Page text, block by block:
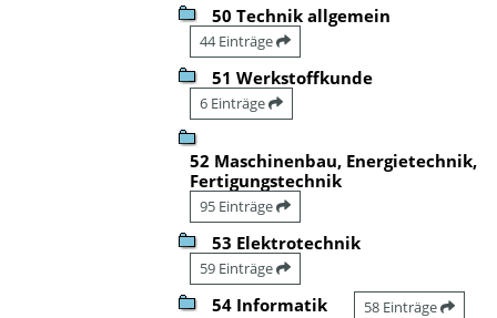
50 Technik allgemein
44 Einträge
51 Werkstoffkunde
6 Einträge
52 Maschinenbau, Energietechnik,
Fertigungstechnik
95 Einträge
53 Elektrotechnik
59 Einträge
54 Informatik 58 Einträge